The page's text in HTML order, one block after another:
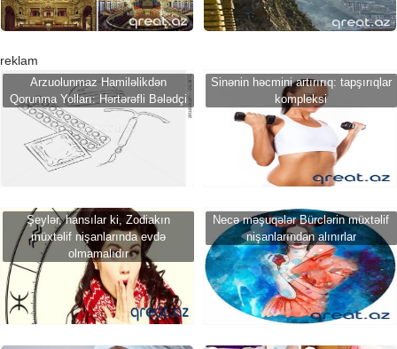
reklam
Arzuolunmaz Hamiləlikdən
Qorunma Yolları: Hərtərəfli Bələdçi
Sinənin həcmini artırırıq: tapşırıqlar
kompleksi
Şeylər, hansılar ki, Zodiakın
müxtəlif nişanlarında evdə
olmamalıdır
Necə məşuqələr Bürclərin müxtəlif
nişanlarından alınırlar